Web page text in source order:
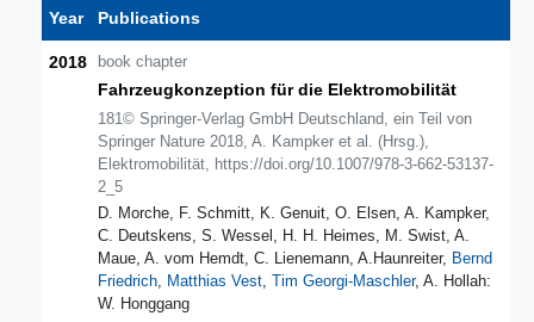
Year Publications
2018 book chapter
Fahrzeugkonzeption für die Elektromobilität
181© Springer-Verlag GmbH Deutschland, ein Teil von
Springer Nature 2018, A. Kampker et al. (Hrsg.),
Elektromobilität, https://doi.org/10.1007/978-3-662-53137-
2_5
D. Morche, F. Schmitt, K. Genuit, O. Elsen, A. Kampker,
C. Deutskens, S. Wessel, H. H. Heimes, M. Swist, A.
Maue, A. vom Hemdt, C. Lienemann, A.Haunreiter, Bernd
Friedrich, Matthias Vest,Tim Georgi-Maschler, A. Hollah:
W. Honggang